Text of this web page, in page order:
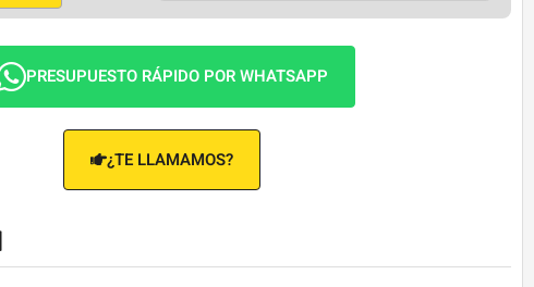
PRESUPUESTO RÁPIDO POR WHATSAPP
¿TE LLAMAMOS?